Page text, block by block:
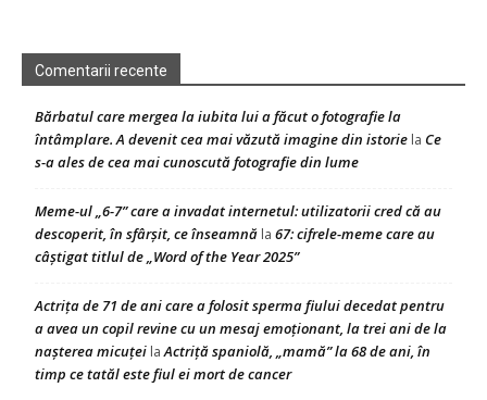
Comentarii recente
Bărbatul care mergea la iubita lui a făcut o fotografie la
întâmplare. A devenit cea mai văzută imagine din istorie la Ce
s-a ales de cea mai cunoscută fotografie din lume
Meme-ul „6-7” care a invadat internetul: utilizatorii cred că au
descoperit, în sfârșit, ce înseamnă la 67: cifrele-meme care au
câștigat titlul de „Word of the Year 2025”
Actrița de 71 de ani care a folosit sperma fiului decedat pentru
a avea un copil revine cu un mesaj emoționant, la trei ani de la
nașterea micuței laActriță spaniolă, „mamă” la 68 de ani, în
timp ce tatăl este fiul ei mort de cancer